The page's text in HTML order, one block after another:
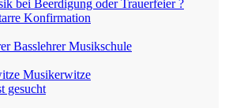
bei Beerdigung oder Trauerfeier ?
Konfirmation
Basslehrer Musikschule
Musikerwitze
gesucht